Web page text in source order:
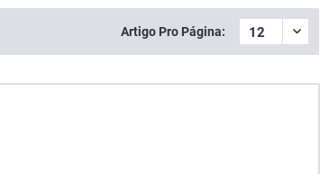
Artigo Pro Página: